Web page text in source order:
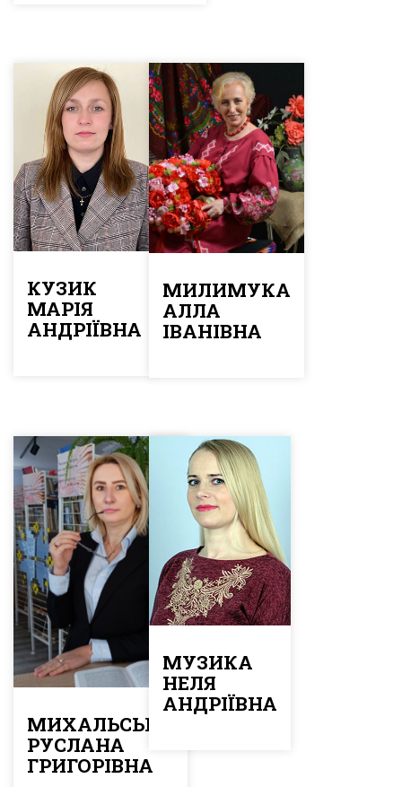
КУЗИК
МАРІЯ
АНДРІЇВНА
МИЛИМУКА
АЛЛА
ІВАНІВНА
МИХАЛЬСЬКА
РУСЛАНА
ГРИГОРІВНА
МУЗИКА
НЕЛЯ
АНДРІЇВНА